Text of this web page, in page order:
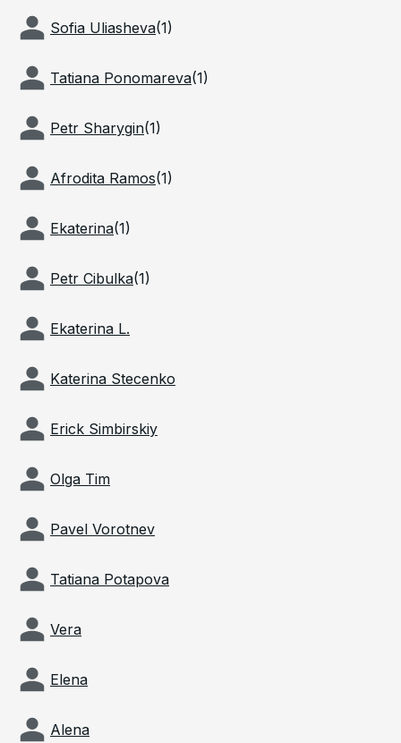
Sofia Uliasheva(1)
Tatiana Ponomareva(1)
Petr Sharygin(1)
Afrodita Ramos(1)
Ekaterina(1)
Petr Cibulka(1)
Ekaterina L.
Katerina Stecenko
Erick Simbirskiy
Olga Tim
Pavel Vorotnev
Tatiana Potapova
Vera
Elena
Alena